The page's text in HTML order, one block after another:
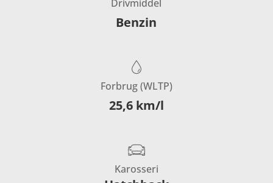
Drivmiddel
Benzin
Forbrug (WLTP)
25,6 km/l
Karosseri